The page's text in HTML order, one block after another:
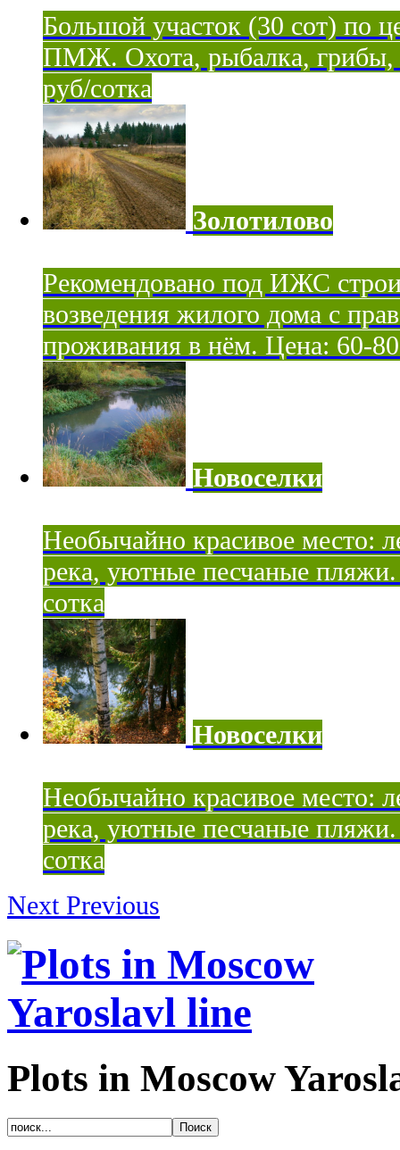
Большой участок (30 сот) по
ПМЖ. Охота, рыбалка, грибы,
руб/сотка
Золотилово
Рекомендовано под ИЖС
возведения жилого дома с
проживания в нём. Цена: 60-80
Новоселки
Необычайно красивое место:
река, уютные песчаные
сотка
Новоселки
Необычайно красивое место:
река, уютные песчаные
сотка
Next Previous
Plots in Moscow